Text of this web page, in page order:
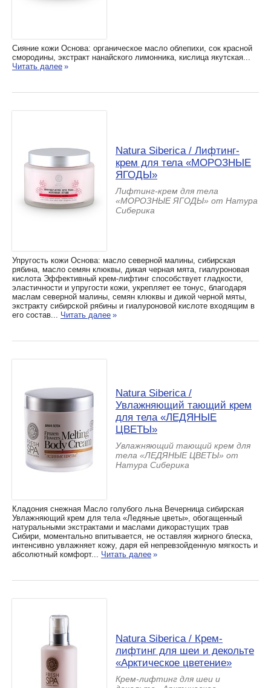
Сияние кожи Основа: органическое масло облепихи, сок красной
смородины, экстракт нанайского лимонника, кислица якутская...
Читать далее »
Natura Siberica / Лифтинг-
крем для тела «МОРОЗНЫЕ
ЯГОДЫ»
Лифтинг-крем для тела
«МОРОЗНЫЕ ЯГОДЫ» от Натура
Сиберика
Упругость кожи Основа: масло северной малины, сибирская
рябина, масло семян клюквы, дикая черная мята, гиалуроновая
кислота Эффективный крем-лифтинг способствует гладкости,
эластичности и упругости кожи, укрепляет ее тонус, благодаря
маслам северной малины, семян клюквы и дикой черной мяты,
экстракту сибирской рябины и гиалуроновой кислоте входящим в
его состав... Читать далее »
Natura Siberica /
Увлажняющий тающий крем
для тела «ЛЕДЯНЫЕ
ЦВЕТЫ»
Увлажняющий тающий крем для
тела «ЛЕДЯНЫЕ ЦВЕТЫ» от
Натура Сиберика
Кладония снежная Масло голубого льна Вечерница сибирская
Увлажняющий крем для тела «Ледяные цветы», обогащенный
натуральными экстрактами и маслами дикорастущих трав
Сибири, моментально впитывается, не оставляя жирного блеска,
интенсивно увлажняет кожу, даря ей непревзойденную мягкость и
абсолютный комфорт... Читать далее »
Natura Siberica / Крем-
лифтинг для шеи и декольте
«Арктическое цветение»
Крем-лифтинг для шеи и